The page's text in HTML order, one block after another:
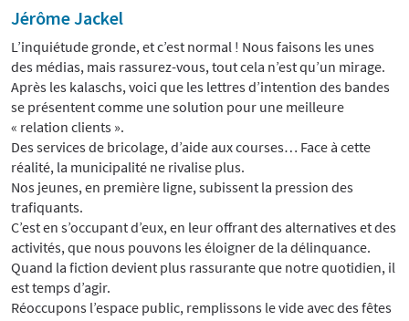
Jérôme Jackel
L’inquiétude gronde, et c’est normal ! Nous faisons les unes
des médias, mais rassurez-vous, tout cela n’est qu’un mirage.
Après les kalaschs, voici que les lettres d’intention des bandes
se présentent comme une solution pour une meilleure
« relation clients ».
Des services de bricolage, d’aide aux courses… Face à cette
réalité, la municipalité ne rivalise plus.
Nos jeunes, en première ligne, subissent la pression des
trafiquants.
C’est en s’occupant d’eux, en leur offrant des alternatives et des
activités, que nous pouvons les éloigner de la délinquance.
Quand la fiction devient plus rassurante que notre quotidien, il
est temps d’agir.
Réoccupons l’espace public, remplissons le vide avec des fêtes